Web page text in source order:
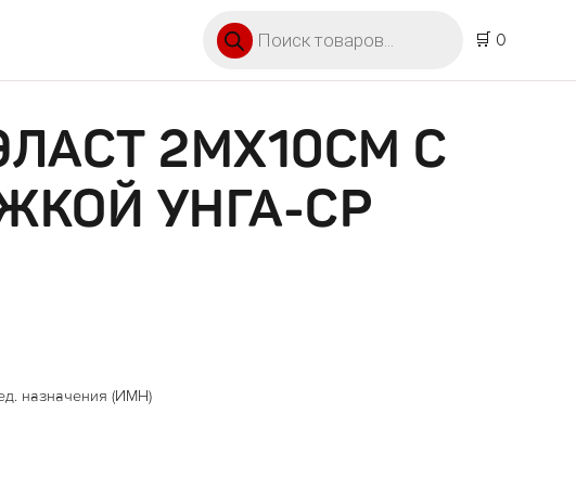
🛒 0
2МХ10СМ С
УНГА-СР
назначения (ИМН)